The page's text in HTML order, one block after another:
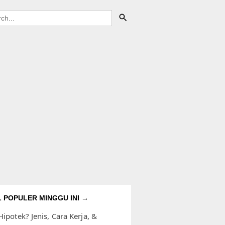
POPULER MINGGU INI →
Jenis, Cara Kerja, &